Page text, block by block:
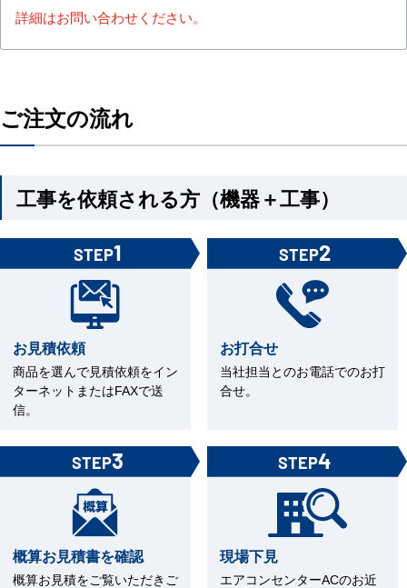
詳細はお問い合わせください。
ご注文の流れ
工事を依頼される方（機器＋工事）
STEP1
お見積依頼
商品を選んで見積依頼をイン
ターネットまたはFAXで送
信。
STEP2
お打合せ
当社担当とのお電話でのお打
合せ。
STEP3
概算お見積書を確認
概算お見積をご覧いただきご
STEP4
現場下見
エアコンセンターACのお近